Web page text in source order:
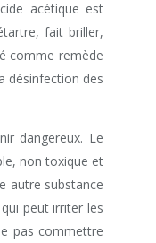
acétique est
fait briller,
comme remède
désinfection des
dangereux. Le
non toxique et
autre substance
peut irriter les
pas commettre